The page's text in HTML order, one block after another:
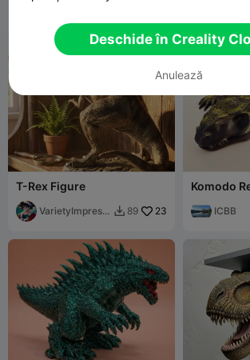
JURASSIC WORLD
T-Rex Figure
VarietyImpressi  89 23
Komodo
ICBB
Deschide în Creality
Anulează